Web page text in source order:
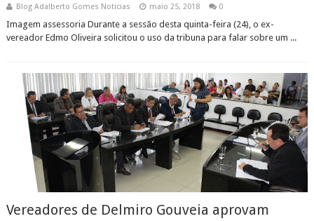
Blog Adalberto Gomes Noticias maio 25, 2018 0
Imagem assessoria Durante a sessão desta quinta-feira (24), o ex-
vereador Edmo Oliveira solicitou o uso da tribuna para falar sobre um ...
Vereadores de Delmiro Gouveia aprovam